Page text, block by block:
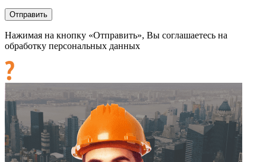
Нажимая на кнопку «Отправить», Вы соглашаетесь на
обработку персональных данных